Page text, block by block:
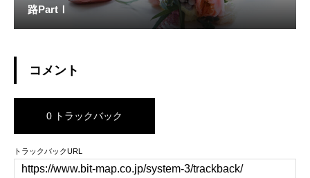
路PartⅠ
コメント
0 トラックバック
トラックバックURL